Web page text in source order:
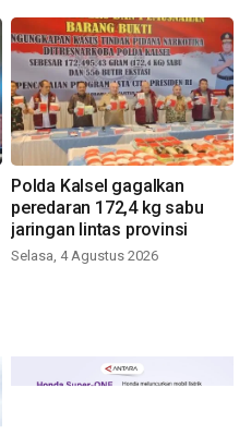
Polda Kalsel gagalkan
peredaran 172,4 kg sabu
jaringan lintas provinsi
Selasa, 4 Agustus 2026